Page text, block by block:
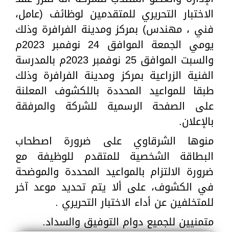
الاختبار التحريري للمتقدمين لوظائف (عامل،
فني ، مهندس) بمركز ومدينة الفرافرة وذلك
يومي الجمعة الموافق 24 نوفمبر 2023م
والسبت الموافق 25 نوفمبر 2023م بالمدرسة
الفنية الزراعية بمركز ومدينة الفرافرة وذلك
طبقا للمواعيد المحددة باللكشوف المعلنة
على الصفحة الرسمية للشركة والمرفقة
بالإعلان.
منوها الشرقاوي على ضرورة اصطحاب
البطاقة الشخصية للمتقدم للوظيفة مع
ضرورة الالتزام بالمواعيد المحددة والموضحة
في الكشوف، على ألا يتم تحديد موعد آخر
للمتخلفين عن أداء الاختبار التحريري .
متمنيين للجميع دوام التوفيق والسداد.